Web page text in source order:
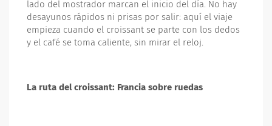
lado del mostrador marcan el inicio del día. No hay
desayunos rápidos ni prisas por salir: aquí el viaje
empieza cuando el croissant se parte con los dedos
y el café se toma caliente, sin mirar el reloj.
La ruta del croissant: Francia sobre ruedas